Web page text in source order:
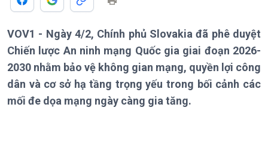
Giới thiệu
Thời sự 12h
Thời sự 18h
Thời sự 21h30
Bản tin
Chuyên mục
Theo dòng Thời sự
VOV1 - Ngày 4/2, Chính phủ Slovakia đã phê duyệt
Chiến lược An ninh mạng Quốc gia giai đoạn 2026-
2030 nhằm bảo vệ không gian mạng, quyền lợi công
dân và cơ sở hạ tầng trọng yếu trong bối cảnh các
mối đe dọa mạng ngày càng gia tăng.